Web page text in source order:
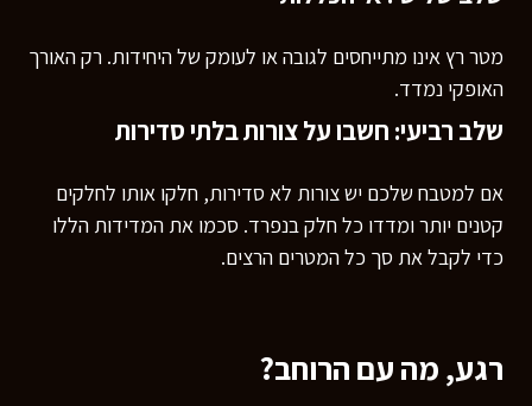
מטר רץ אינו מתייחסים לגובה או לעומק של היחידות. רק האורך
האופקי נמדד.
שלב רביעי: חשבו על צורות בלתי סדירות
אם למטבח שלכם יש צורות לא סדירות, חלקו אותו לחלקים
קטנים יותר ומדדו כל חלק בנפרד. סכמו את המדידות הללו
כדי לקבל את סך כל המטרים הרצים.
רגע, מה עם הרוחב?